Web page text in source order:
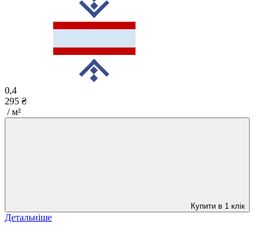
0,4
295 ₴
/ м²
Купити в 1 клік
Детальніше